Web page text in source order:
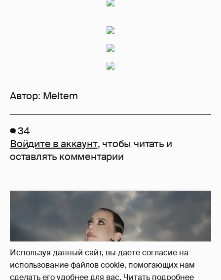
Используя данный сайт, вы даете согласие на
использование файлов cookie, помогающих нам
сделать его удобнее для вас. Читать подробнее
Автор: Meltem
34
Войдите в аккаунт, чтобы читать и
оставлять комментарии